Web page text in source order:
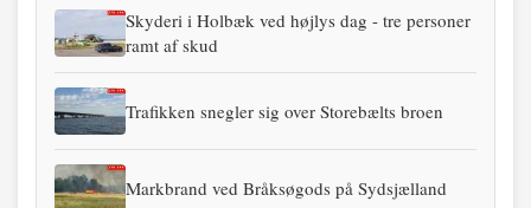
Skyderi i Holbæk ved højlys dag - tre personer
ramt af skud
Trafikken snegler sig over Storebælts broen
Markbrand ved Bråksøgods på Sydsjælland